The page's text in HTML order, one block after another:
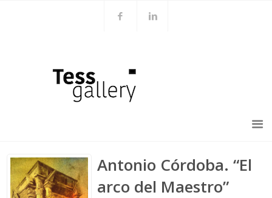
Antonio Córdoba. “El
arco del Maestro”